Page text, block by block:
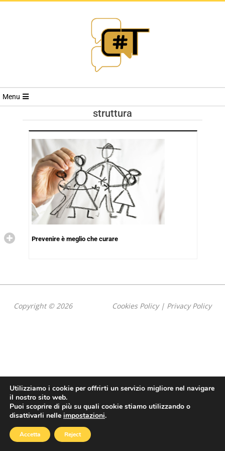
RIVISTA
TRENDS
Menu
struttura
Prevenire è meglio che curare
Copyright © 2026 Cookies Policy| Privacy Policy
Utilizziamo i cookie per offrirti un servizio migliore nel navigare
il nostro sito web.
Puoi scoprire di più su quali cookie stiamo utilizzando o
disattivarli nelle impostazioni.
Accetta Reject